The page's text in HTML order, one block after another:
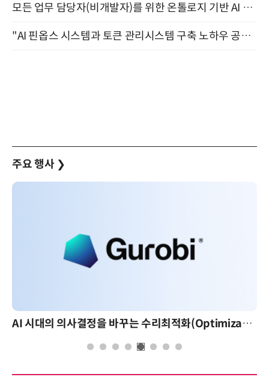
모든 업무 담당자(비개발자)를 위한 온톨로지 기반 AI 지식체계 설계 1-day 워크숍 8월 20일 개최
"AI 핀옵스 시스템과 토큰 관리시스템 구축 노하우 공개" 잠실 한국광고문화회관 2층 대회의실 (8/21)
주요 행사 ❯
AI 시대의 의사결정을 바꾸는 수리최적화(Optimization): 실제 산업 적용 사례와 활용 전략